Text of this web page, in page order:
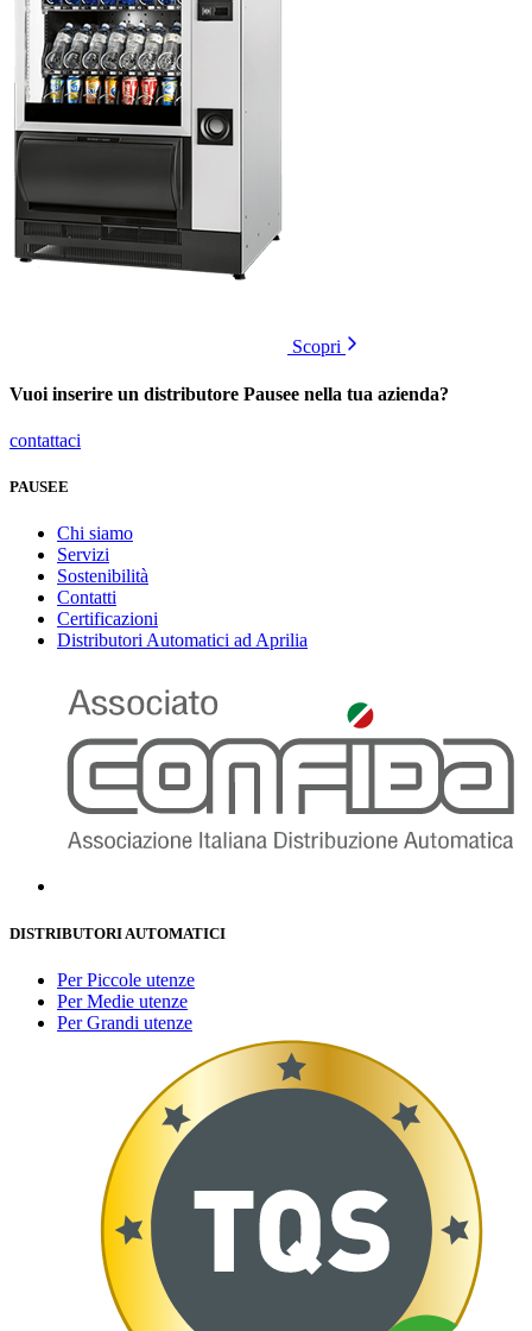
Scopri
Vuoi inserire un distributore Pausee nella tua azienda?
contattaci
PAUSEE
Chi siamo
Servizi
Sostenibilità
Contatti
Certificazioni
Distributori Automatici ad Aprilia
DISTRIBUTORI AUTOMATICI
Per Piccole utenze
Per Medie utenze
Per Grandi utenze